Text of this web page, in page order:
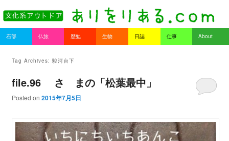
Main menu
Skip to primary content
Skip to secondary content
石部 仏旅 歴勉 生物 日誌 仕事 About
Tag Archives: 駿河台下
file.96 さゝまの「松葉最中」
Posted on 2015年7月5日